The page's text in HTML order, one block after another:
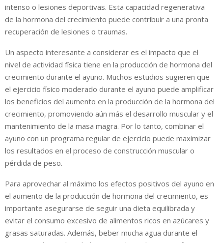
intenso o lesiones deportivas. Esta capacidad regenerativa
de la hormona del crecimiento puede contribuir a una pronta
recuperación de lesiones o traumas.
Un aspecto interesante a considerar es el impacto que el
nivel de actividad física tiene en la producción de hormona del
crecimiento durante el ayuno. Muchos estudios sugieren que
el ejercicio físico moderado durante el ayuno puede amplificar
los beneficios del aumento en la producción de la hormona del
crecimiento, promoviendo aún más el desarrollo muscular y el
mantenimiento de la masa magra. Por lo tanto, combinar el
ayuno con un programa regular de ejercicio puede maximizar
los resultados en el proceso de construcción muscular o
pérdida de peso.
Para aprovechar al máximo los efectos positivos del ayuno en
el aumento de la producción de hormona del crecimiento, es
importante asegurarse de seguir una dieta equilibrada y
evitar el consumo excesivo de alimentos ricos en azúcares y
grasas saturadas. Además, beber mucha agua durante el